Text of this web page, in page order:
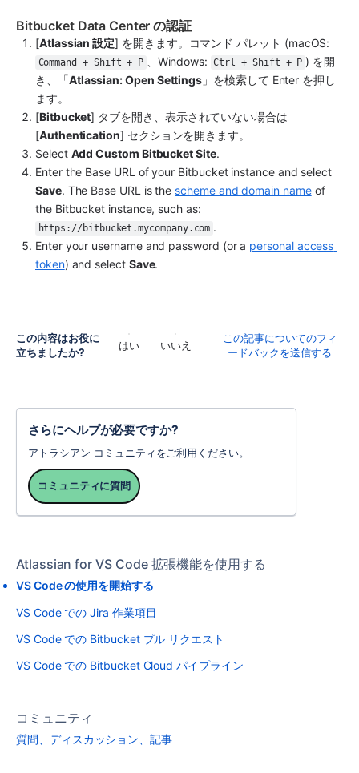
Bitbucket Data Center の認証
[Atlassian 設定
Command + Shift + P 、Windows: Ctrl + Shift + P ) を開
き、「Atlassian: Open Settings 」を検索して Enter を押し
ます。
[Bitbucket] タブを開き、表示されていない場合は
[Authentication] セクションを開きます。
Select Add Custom Bitbucket Site.
Save. The Base URL is the scheme and domain name of
https://bitbucket.mycompany.com .
Enter your username and password (or a personal access
token) and select Save.
この内容はお役に
立ちましたか?
はい いいえ
この記事についてのフィ
ードバックを送信する
さらにヘルプが必要ですか?
アトラシアン コミュニティをご利用ください。
コミュニティに質問
Atlassian for VS Code 拡張機能を使用する
VS Code の使用を開始する
VS Code での Jira 作業項目
VS Code での Bitbucket プル リクエスト
VS Code での Bitbucket Cloud パイプライン
コミュニティ
質問、ディスカッション、記事